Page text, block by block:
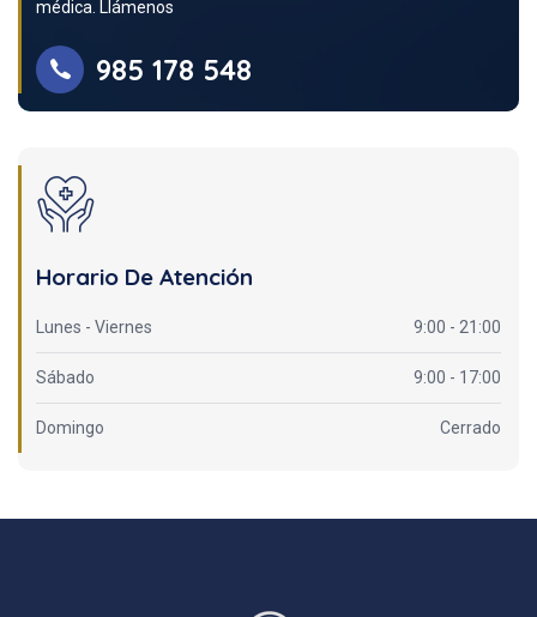
médica. Llámenos
985 178 548
Horario De Atención
Lunes - Viernes 9:00 - 21:00
Sábado 9:00 - 17:00
Domingo Cerrado